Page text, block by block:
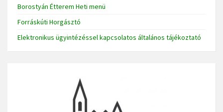
Borostyán Étterem Heti menü
Forráskúti Horgásztó
Elektronikus ügyintézéssel kapcsolatos általános tájékoztató